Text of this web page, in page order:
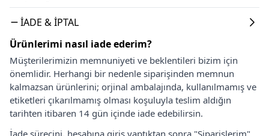
İADE & İPTAL
Ürünlerimi nasıl iade ederim?
Müşterilerimizin memnuniyeti ve beklentileri bizim için
önemlidir. Herhangi bir nedenle siparişinden memnun
kalmazsan ürünlerini; orjinal ambalajında, kullanılmamış ve
etiketleri çıkarılmamış olması koşuluyla teslim aldığın
tarihten itibaren 14 gün içinde iade edebilirsin.
İade sürecini, hesabına giriş yaptıktan sonra "Siparişlerim"